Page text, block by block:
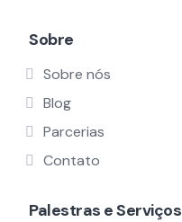
Sobre
Sobre nós
Blog
Parcerias
Contato
Palestras e Serviços